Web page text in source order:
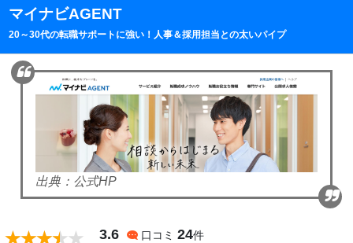
マイナビAGENT
20～30代の転職サポートに強い！人事＆採用担当との太いパイプ
出典：公式HP
3.6 口コミ 24件